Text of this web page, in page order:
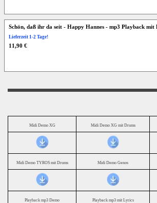
Schön, daß ihr da seit - Happy Hannes - mp3 Playback mit
Lieferzeit 1-2 Tage!
11,90 €
Midi Demo XG Midi Demo XG mit Drums
Midi Demo TYROS mit Drums Midi Demo Genos
Playback mp3 Demo Playback mp3 mit Lyrics